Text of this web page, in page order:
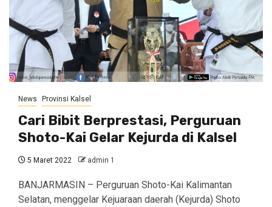
News Provinsi Kalsel
Cari Bibit Berprestasi, Perguruan
Shoto-Kai Gelar Kejurda di Kalsel
5 Maret 2022 admin 1
BANJARMASIN – Perguruan Shoto-Kai Kalimantan
Selatan, menggelar Kejuaraan daerah (Kejurda) Shoto